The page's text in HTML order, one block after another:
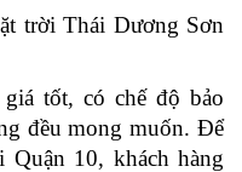
trời Thái Dương Sơn
tốt, có chế độ bảo
đều mong muốn. Để
Quận 10, khách hàng